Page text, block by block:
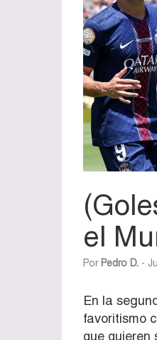
el
Por Pedro D. -
En la
favoritismo
que quieren